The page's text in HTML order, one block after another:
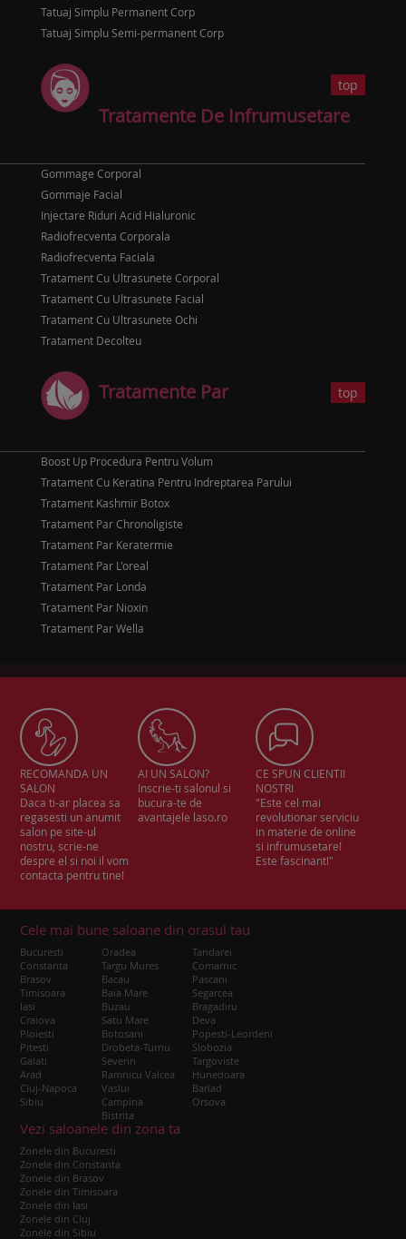
Tatuaj Simplu Permanent Corp
Tatuaj Simplu Semi-permanent Corp
top
Tratamente De Infrumusetare
Gommage Corporal
Gommaje Facial
Injectare Riduri Acid Hialuronic
Radiofrecventa Corporala
Radiofrecventa Faciala
Tratament Cu Ultrasunete Corporal
Tratament Cu Ultrasunete Facial
Tratament Cu Ultrasunete Ochi
Tratament Decolteu
top
Tratamente Par
Boost Up Procedura Pentru Volum
Tratament Cu Keratina Pentru Indreptarea Parului
Tratament Kashmir Botox
Tratament Par Chronoligiste
Tratament Par Keratermie
Tratament Par L'oreal
Tratament Par Londa
Tratament Par Nioxin
Tratament Par Wella
RECOMANDA UN
SALON
Daca ti-ar placea sa
regasesti un anumit
salon pe site-ul
nostru, scrie-ne
despre el si noi il vom
contacta pentru tine!
AI UN SALON?
Inscrie-ti salonul si
bucura-te de
avantajele laso.ro
CE SPUN CLIENTII
NOSTRI
"Este cel mai
revolutionar serviciu
in materie de online
si infrumusetare!
Este fascinant!"
Cele mai bune saloane din orasul tau
Bucuresti
Constanta
Brasov
Timisoara
Iasi
Craiova
Ploiesti
Pitesti
Galati
Arad
Cluj-Napoca
Sibiu
Oradea
Targu Mures
Bacau
Baia Mare
Buzau
Satu Mare
Botosani
Drobeta-Turnu
Severin
Ramnicu Valcea
Vaslui
Campina
Bistrita
Tandarei
Comarnic
Pascani
Segarcea
Bragadiru
Deva
Popesti-Leordeni
Slobozia
Targoviste
Hunedoara
Barlad
Orsova
Vezi saloanele din zona ta
Zonele din Bucuresti
Zonele din Constanta
Zonele din Brasov
Zonele din Timisoara
Zonele din Iasi
Zonele din Cluj
Zonele din Sibiu